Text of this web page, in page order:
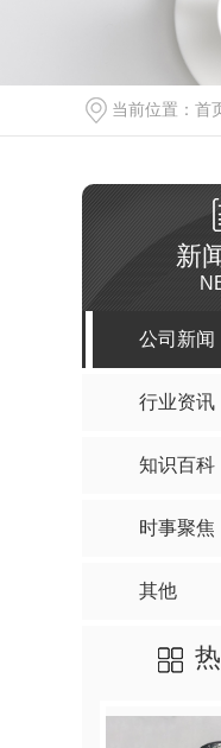
当前位置： 首
新
公司新闻
行业资讯
知识百科
时事聚焦
其他